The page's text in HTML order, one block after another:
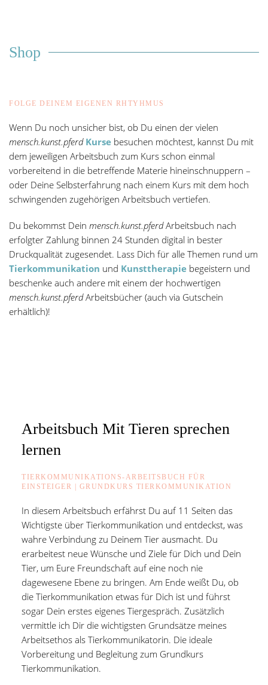
Shop
FOLGE DEINEM EIGENEN RHTYHMUS
Wenn Du noch unsicher bist, ob Du einen der vielen
mensch.kunst.pferd Kurse besuchen möchtest, kannst Du mit
dem jeweiligen Arbeitsbuch zum Kurs schon einmal
vorbereitend in die betreffende Materie hineinschnuppern –
oder Deine Selbsterfahrung nach einem Kurs mit dem hoch
schwingenden zugehörigen Arbeitsbuch vertiefen.
Du bekommst Dein mensch.kunst.pferdArbeitsbuch nach
erfolgter Zahlung binnen 24 Stunden digital in bester
Druckqualität zugesendet. Lass Dich für alle Themen rund um
Tierkommunikation und Kunsttherapie begeistern und
beschenke auch andere mit einem der hochwertigen
mensch.kunst.pferdArbeitsbücher (auch via Gutschein
erhältlich)!
Arbeitsbuch Mit Tieren sprechen
lernen
TIERKOMMUNIKATIONS-ARBEITSBUCH FÜR
EINSTEIGER | GRUNDKURS TIERKOMMUNIKATION
In diesem Arbeitsbuch erfährst Du auf 11 Seiten das
Wichtigste über Tierkommunikation und entdeckst, was
wahre Verbindung zu Deinem Tier ausmacht. Du
erarbeitest neue Wünsche und Ziele für Dich und Dein
Tier, um Eure Freundschaft auf eine noch nie
dagewesene Ebene zu bringen. Am Ende weißt Du, ob
die Tierkommunikation etwas für Dich ist und führst
sogar Dein erstes eigenes Tiergespräch. Zusätzlich
vermittle ich Dir die wichtigsten Grundsätze meines
Arbeitsethos als Tierkommunikatorin. Die ideale
Vorbereitung und Begleitung zum Grundkurs
Tierkommunikation.